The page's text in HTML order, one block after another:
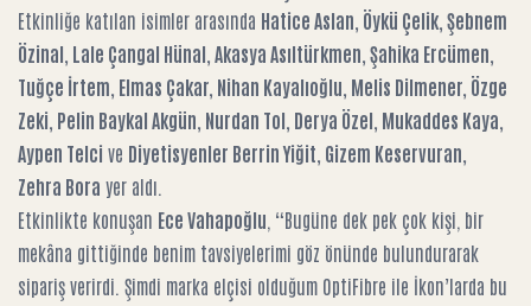
Etkinliğe katılan isimler arasında Hatice Aslan, Öykü Çelik, Şebnem
Özinal, Lale Çangal Hünal, Akasya Asıltürkmen, Şahika Ercümen,
Tuğçe İrtem, Elmas Çakar, Nihan Kayalıoğlu, Melis Dilmener, Özge
Zeki, Pelin Baykal Akgün, Nurdan Tol, Derya Özel, Mukaddes Kaya,
Aypen Telci ve Diyetisyenler Berrin Yiğit, Gizem Keservuran,
Zehra Bora yer aldı.
Etkinlikte konuşan Ece Vahapoğlu , “Bugüne dek pek çok kişi, bir
mekâna gittiğinde benim tavsiyelerimi göz önünde bulundurarak
sipariş verirdi. Şimdi marka elçisi olduğum OptiFibre ile İkon’larda bu